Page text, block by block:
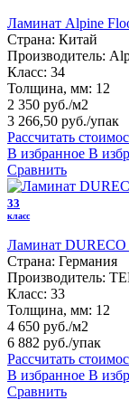
Ламинат Alpine
Страна: Китай
Производитель:
Класс: 34
Толщина, мм: 12
2 350 руб./м2
3 266,50 руб./упак
Рассчитать
В избранное В
Сравнить
33
класс
Ламинат
Страна: Германия
Производитель:
Класс: 33
Толщина, мм: 12
4 650 руб./м2
6 882 руб./упак
Рассчитать
В избранное В
Сравнить